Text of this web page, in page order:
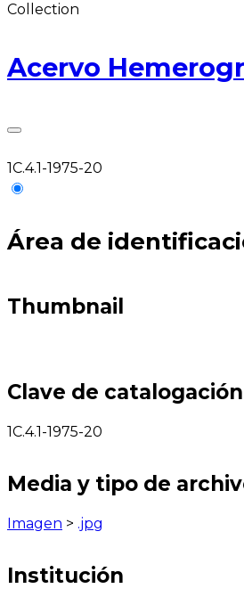
Collection
Acervo
1C.4.1-1975-20
Área de
Thumbnail
Clave de catalogación
1C.4.1-1975-20
Media y tipo de
Imagen > .jpg
Institución